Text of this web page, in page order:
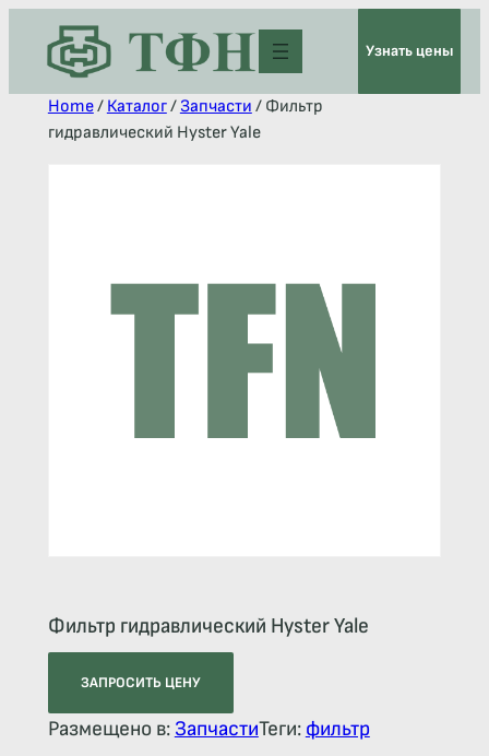
Узнать цены
Home/ Каталог/ Запчасти / Фильтр
гидравлический Hyster Yale
Фильтр гидравлический Hyster Yale
ЗАПРОСИТЬ ЦЕНУ
Размещено в: ЗапчастиТеги: фильтр